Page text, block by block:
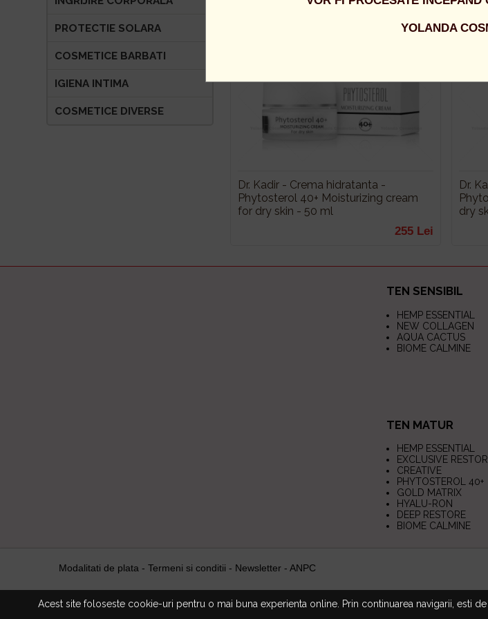
Acest site foloseste cookie-uri pentru o mai buna experienta online. Prin continuarea navigarii, esti
PROTECTIE SOLARA
COSMETICE BARBATI
IGIENA INTIMA
COSMETICE DIVERSE
Dr. Kadir - Crema hidratanta -
Phytosterol 40+ Moisturizing cream
for dry skin - 50 ml
255 Lei
Dr.
dry
TEN SENSIBIL
HEMP ESSENTIAL
NEW COLLAGEN
AQUA CACTUS
BIOME CALMINE
TEN MATUR
HEMP ESSENTIAL
EXCLUSIVE
CREATIVE
PHYTOSTEROL 40+
GOLD MATRIX
HYALU-RON
DEEP RESTORE
BIOME CALMINE
Modalitati de plata -Termeni si conditii - Newsletter -ANPC
© 2026 YOLANDA COSMETICS. Unic importator si distribuitor produse cosmetice profesionale
YOLANDA